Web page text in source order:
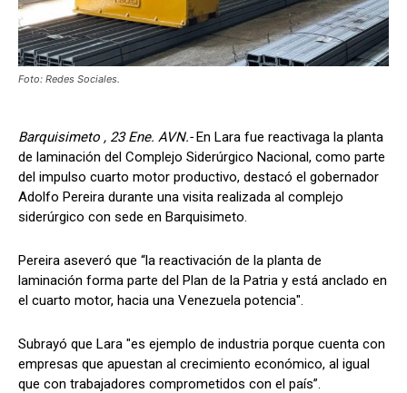
Foto: Redes Sociales.
Barquisimeto , 23 Ene. AVN.-En Lara fue reactivaga la planta
de laminación del Complejo Siderúrgico Nacional, como parte
del impulso cuarto motor productivo, destacó el gobernador
Adolfo Pereira durante una visita realizada al complejo
siderúrgico con sede en Barquisimeto.
Pereira aseveró que “la reactivación de la planta de
laminación forma parte del Plan de la Patria y está anclado en
el cuarto motor, hacia una Venezuela potencia".
Subrayó que Lara "es ejemplo de industria porque cuenta con
empresas que apuestan al crecimiento económico, al igual
que con trabajadores comprometidos con el país”.